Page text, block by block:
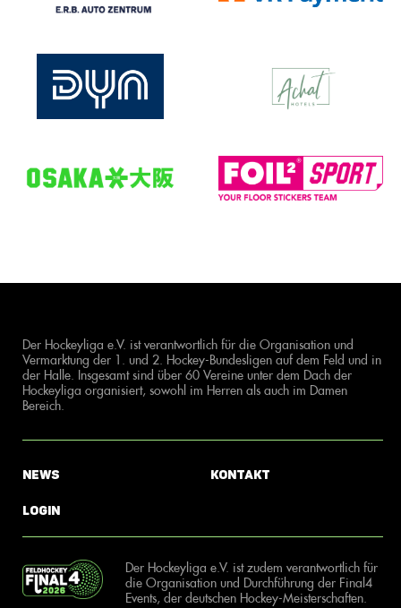
Der Hockeyliga e.V. ist verantwortlich für die Organisation und
Vermarktung der 1. und 2. Hockey-Bundesligen auf dem Feld und in
der Halle. Insgesamt sind über 60 Vereine unter dem Dach der
Hockeyliga organisiert, sowohl im Herren als auch im Damen
Bereich.
News
Login
Kontakt
Der Hockeyliga e.V. ist zudem verantwortlich für
die Organisation und Durchführung der Final4
Events, der deutschen Hockey-Meisterschaften.